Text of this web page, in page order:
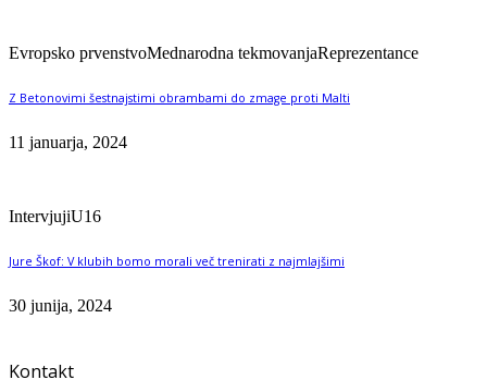
Evropsko prvenstvoMednarodna tekmovanjaReprezentance
Z Betonovimi šestnajstimi obrambami do zmage proti Malti
11 januarja, 2024
IntervjujiU16
Jure Škof: V klubih bomo morali več trenirati z najmlajšimi
30 junija, 2024
Kontakt